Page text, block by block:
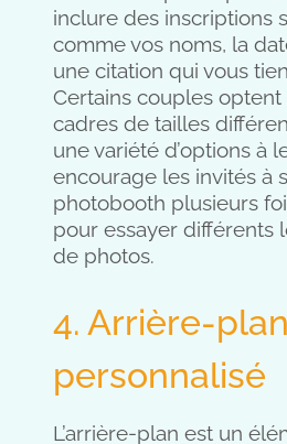
inclure des inscriptions
comme vos noms, la
une citation qui vous
Certains couples
cadres de tailles
une variété d’options à
encourage les invités à
photobooth plusieurs
pour essayer différents
de photos.
4. Arrière-plan
personnalisé
L’arrière-plan est un